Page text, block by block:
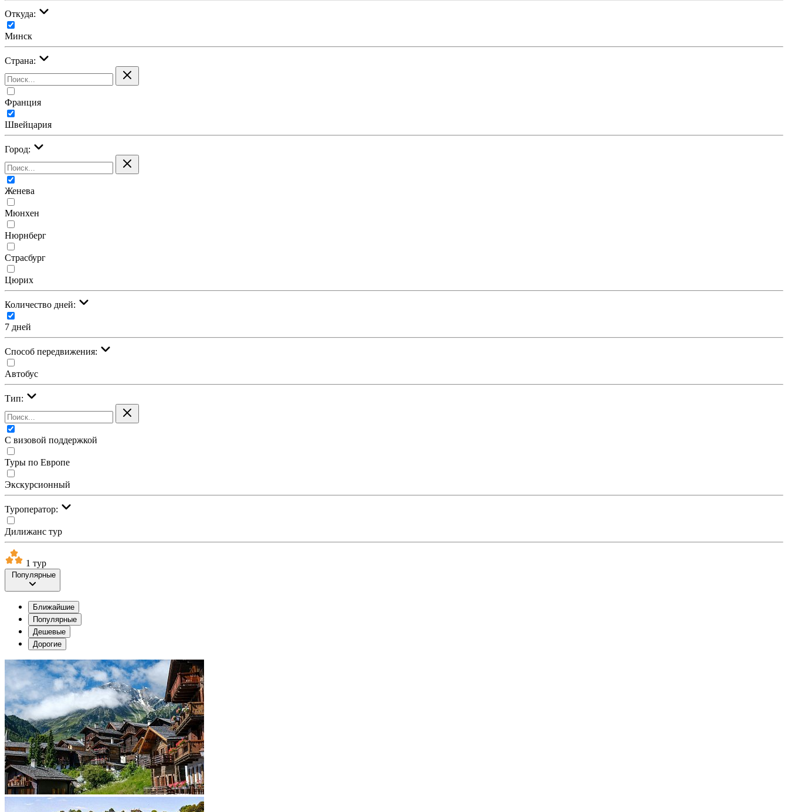
Откуда:
Минск
Страна:
Франция
Швейцария
Город:
Женева
Мюнхен
Нюрнберг
Страсбург
Цюрих
Количество дней:
7 дней
Cпособ передвижения:
Автобус
Тип:
С визовой поддержкой
Туры по Европе
Экскурсионный
Туроператор:
Дилижанс тур
1 тур
Популярные
Ближайшие
Популярные
Дешевые
Дорогие